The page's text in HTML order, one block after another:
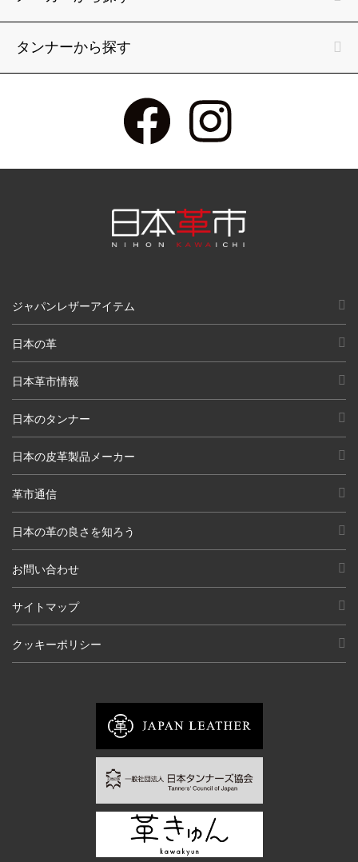
タンナーから探す
ジャパンレザーアイテム
日本の革
日本革市情報
日本のタンナー
日本の皮革製品メーカー
革市通信
日本の革の良さを知ろう
お問い合わせ
サイトマップ
クッキーポリシー